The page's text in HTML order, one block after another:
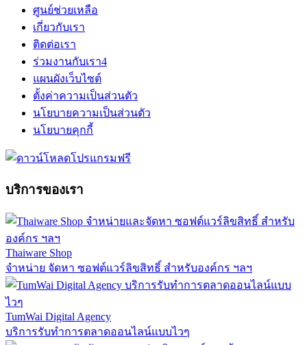
ศูนย์ช่วยเหลือ
เกี่ยวกับเรา
ติดต่อเรา
ร่วมงานกับเรา4
แผนผังเว็บไซต์
ตั้งค่าความเป็นส่วนตัว
นโยบายความเป็นส่วนตัว
นโยบายคุกกี้
บริการของเรา
Thaiware Shop
จำหน่าย จัดหา ซอฟต์แวร์ลิขสิทธิ์ สำหรับองค์กร ฯลฯ
TumWai Digital Agency
บริการรับทำการตลาดออนไลน์แบบไวๆ